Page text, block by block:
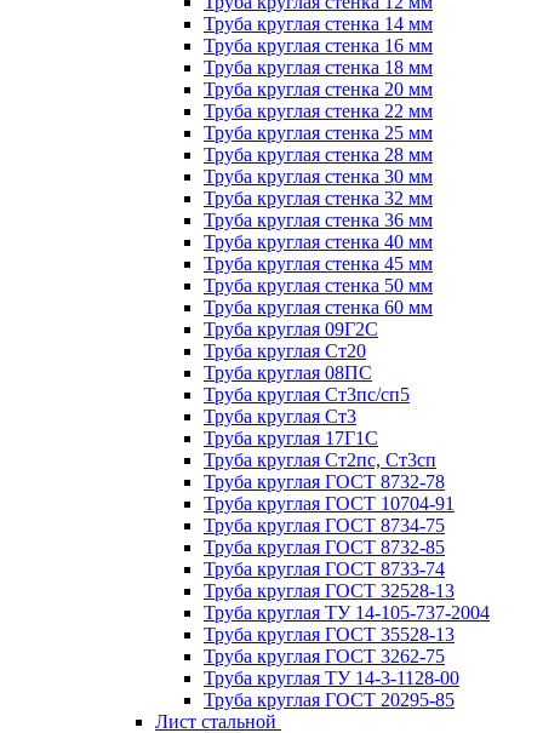
Труба круглая стенка 14 мм
Труба круглая стенка 16 мм
Труба круглая стенка 18 мм
Труба круглая стенка 20 мм
Труба круглая стенка 22 мм
Труба круглая стенка 25 мм
Труба круглая стенка 28 мм
Труба круглая стенка 30 мм
Труба круглая стенка 32 мм
Труба круглая стенка 36 мм
Труба круглая стенка 40 мм
Труба круглая стенка 45 мм
Труба круглая стенка 50 мм
Труба круглая стенка 60 мм
Труба круглая 09Г2С
Труба круглая Ст20
Труба круглая 08ПС
Труба круглая Ст3пс/сп5
Труба круглая Ст3
Труба круглая 17Г1С
Труба круглая Ст2пс, Ст3сп
Труба круглая ГОСТ 8732-78
Труба круглая ГОСТ 10704-91
Труба круглая ГОСТ 8734-75
Труба круглая ГОСТ 8732-85
Труба круглая ГОСТ 8733-74
Труба круглая ГОСТ 32528-13
Труба круглая ТУ 14-105-737-2004
Труба круглая ГОСТ 35528-13
Труба круглая ГОСТ 3262-75
Труба круглая ТУ 14-3-1128-00
Труба круглая ГОСТ 20295-85
Лист стальной